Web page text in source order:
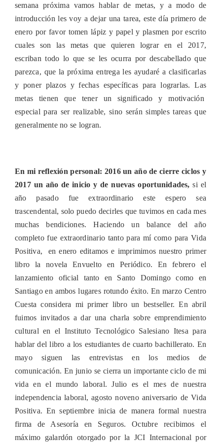
semana próxima vamos hablar de metas, y a modo de
introducción les voy a dejar una tarea, este día primero de
enero por favor tomen lápiz y papel y plasmen por escrito
cuales son las metas que quieren lograr en el 2017,
escriban todo lo que se les ocurra por descabellado que
parezca, que la próxima entrega les ayudaré a clasificarlas
y poner plazos y fechas específicas para lograrlas. Las
metas tienen que tener un significado y motivación
especial para ser realizable, sino serán simples tareas que
generalmente no se logran.
En mi reflexión personal: 2016 un añode cierre ciclos y
2017 un año de inicio y de nuevas oportunidades, si el
año pasado fue extraordinario este espero sea
trascendental, solo puedo decirles que tuvimos en cada mes
muchas bendiciones. Haciendo un balance del año
completo fue extraordinario tanto para mí como para Vida
Positiva, en enero editamos e imprimimos nuestro primer
libro la novela Envuelto en Periódico. En febrero el
lanzamiento oficial tanto en Santo Domingo como en
Santiago en ambos lugares rotundo éxito. En marzo Centro
Cuesta considera mi primer libro un bestseller. En abril
fuimos invitados a dar una charla sobre emprendimiento
cultural en el Instituto Tecnológico Salesiano Itesa para
hablar del libro a los estudiantes de cuarto bachillerato. En
mayo siguen las entrevistas en los medios de
comunicación. En junio se cierra un importante ciclo de mi
vida en el mundo laboral. Julio es el mes de nuestra
independencia laboral, agosto noveno aniversario de Vida
Positiva. En septiembre inicia de manera formal nuestra
firma de Asesoría en Seguros. Octubre recibimos el
máximo galardón otorgado por la JCI Internacional por